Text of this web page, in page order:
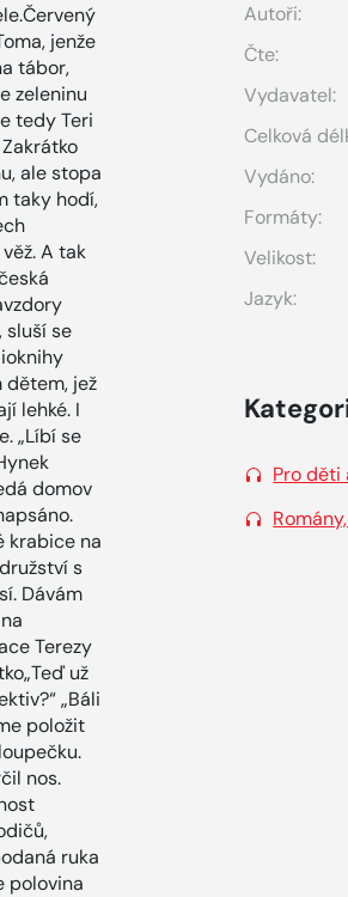
jenže
tábor,
zeleninu
tedy Teri
ale stopa
taky hodí,
A tak
sluší se
dětem, jež
lehké. I
„Líbí se
domov
krabice na
s
Dávám
Terezy
už
„Báli
položit
nos.
ruka
polovina
Autoři:
Čte:
Vydavatel:
Celková
Vydáno:
Formáty:
Velikost:
Jazyk:
Pro děti